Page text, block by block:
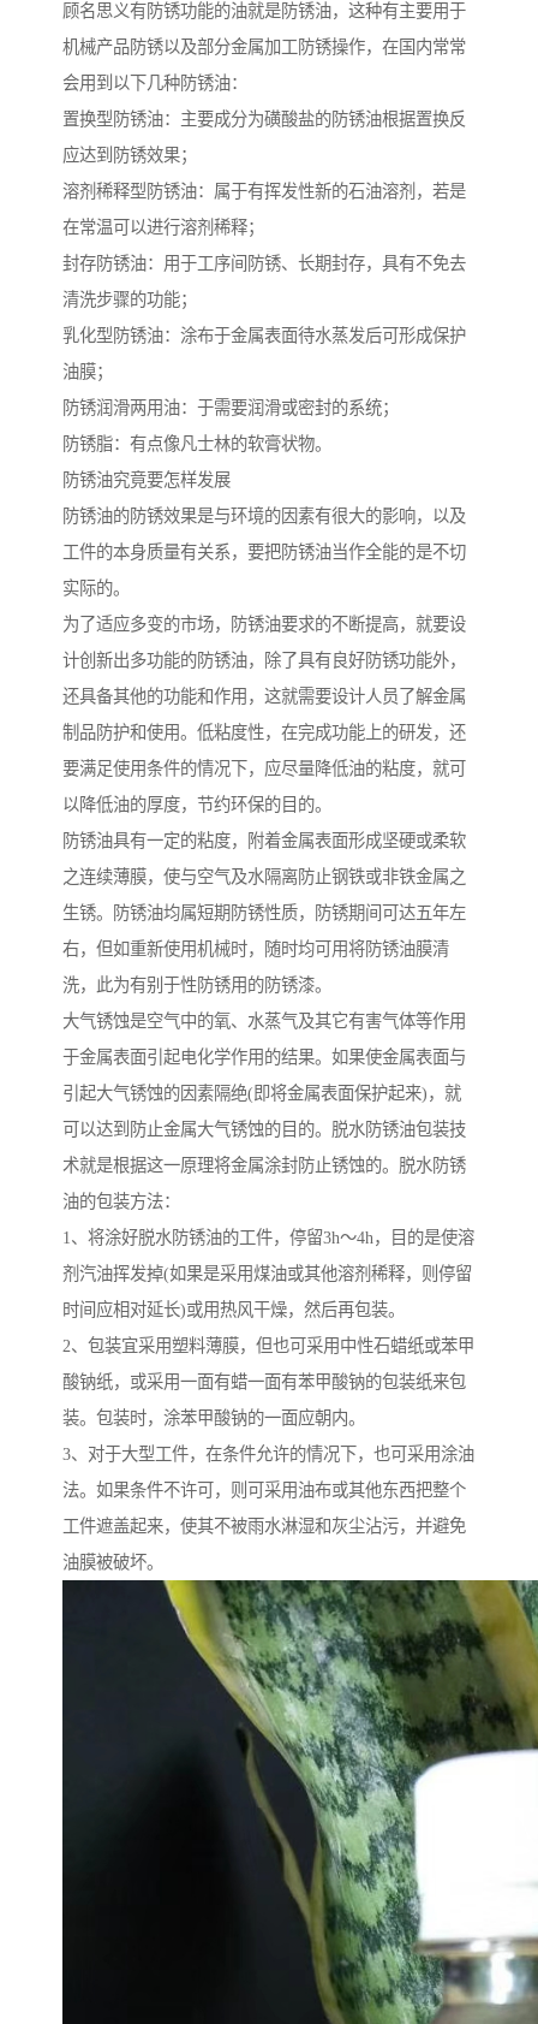
顾名思义有防锈功能的油就是防锈油，这种有主要用于
机械产品防锈以及部分金属加工防锈操作，在国内常常
会用到以下几种防锈油：
置换型防锈油：主要成分为磺酸盐的防锈油根据置换反
应达到防锈效果；
溶剂稀释型防锈油：属于有挥发性新的石油溶剂，若是
在常温可以进行溶剂稀释；
封存防锈油：用于工序间防锈、长期封存，具有不免去
清洗步骤的功能；
乳化型防锈油：涂布于金属表面待水蒸发后可形成保护
油膜；
防锈润滑两用油：于需要润滑或密封的系统；
防锈脂：有点像凡士林的软膏状物。
防锈油究竟要怎样发展
防锈油的防锈效果是与环境的因素有很大的影响，以及
工件的本身质量有关系，要把防锈油当作全能的是不切
实际的。
为了适应多变的市场，防锈油要求的不断提高，就要设
计创新出多功能的防锈油，除了具有良好防锈功能外，
还具备其他的功能和作用，这就需要设计人员了解金属
制品防护和使用。低粘度性，在完成功能上的研发，还
要满足使用条件的情况下，应尽量降低油的粘度，就可
以降低油的厚度，节约环保的目的。
防锈油具有一定的粘度，附着金属表面形成坚硬或柔软
之连续薄膜，使与空气及水隔离防止钢铁或非铁金属之
生锈。防锈油均属短期防锈性质，防锈期间可达五年左
右，但如重新使用机械时，随时均可用将防锈油膜清
洗，此为有别于性防锈用的防锈漆。
大气锈蚀是空气中的氧、水蒸气及其它有害气体等作用
于金属表面引起电化学作用的结果。如果使金属表面与
引起大气锈蚀的因素隔绝(即将金属表面保护起来)，就
可以达到防止金属大气锈蚀的目的。脱水防锈油包装技
术就是根据这一原理将金属涂封防止锈蚀的。脱水防锈
油的包装方法：
1、将涂好脱水防锈油的工件，停留3h～4h，目的是使溶
剂汽油挥发掉(如果是采用煤油或其他溶剂稀释，则停留
时间应相对延长)或用热风干燥，然后再包装。
2、包装宜采用塑料薄膜，但也可采用中性石蜡纸或苯甲
酸钠纸，或采用一面有蜡一面有苯甲酸钠的包装纸来包
装。包装时，涂苯甲酸钠的一面应朝内。
3、对于大型工件，在条件允许的情况下，也可采用涂油
法。如果条件不许可，则可采用油布或其他东西把整个
工件遮盖起来，使其不被雨水淋湿和灰尘沾污，并避免
油膜被破坏。